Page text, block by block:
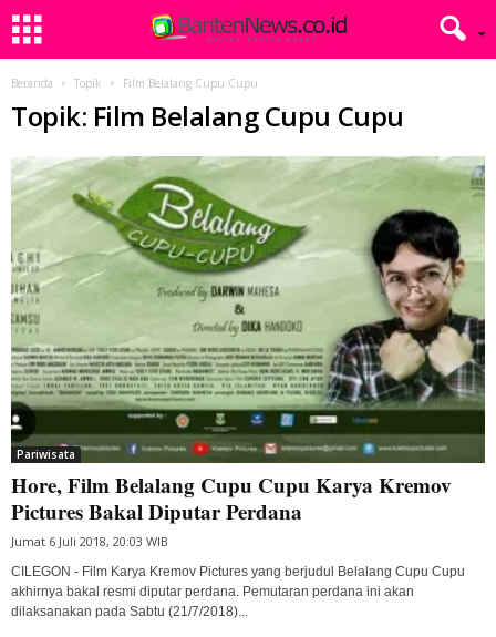
Beranda Topik Film Belalang Cupu Cupu
Topik: Film Belalang Cupu Cupu
Pariwisata
Hore, Film Belalang Cupu Cupu Karya Kremov
Pictures Bakal Diputar Perdana
Jumat 6 Juli 2018, 20:03 WIB
CILEGON - Film Karya Kremov Pictures yang berjudul Belalang Cupu Cupu
akhirnya bakal resmi diputar perdana. Pemutaran perdana ini akan
dilaksanakan pada Sabtu (21/7/2018)...